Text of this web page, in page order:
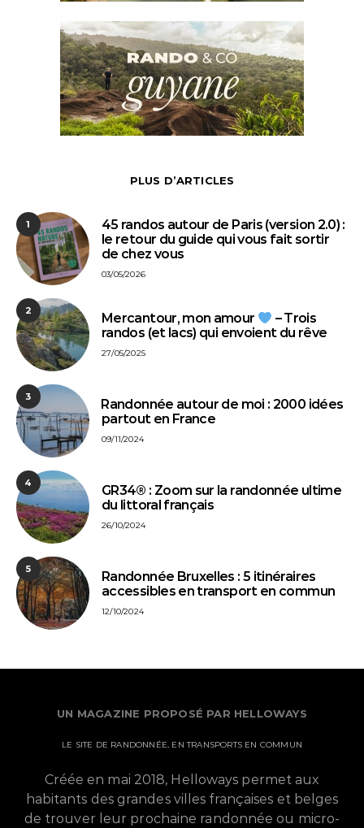
PLUS D’ARTICLES
1
45 randos autour de Paris (version 2.0) :
le retour du guide qui vous fait sortir
de chez vous
03/05/2026
2
Mercantour, mon amour
– Trois
randos (et lacs) qui envoient du rêve
27/05/2025
3
⁠Randonnée autour de moi : 2000 idées
partout en France
09/11/2024
4
GR34® : Zoom sur la randonnée ultime
du littoral français
26/10/2024
5
Randonnée Bruxelles : 5 itinéraires
accessibles en transport en commun
12/10/2024
UN MAGAZINE PROPOSÉ PAR HELLOWAYS
LE SITE DE RANDONNÉE, EN TRANSPORTS EN COMMUN
Créée en mai 2018, Helloways permet aux
habitants des grandes villes françaises et belges
de trouver leur prochaine randonnée ou micro-